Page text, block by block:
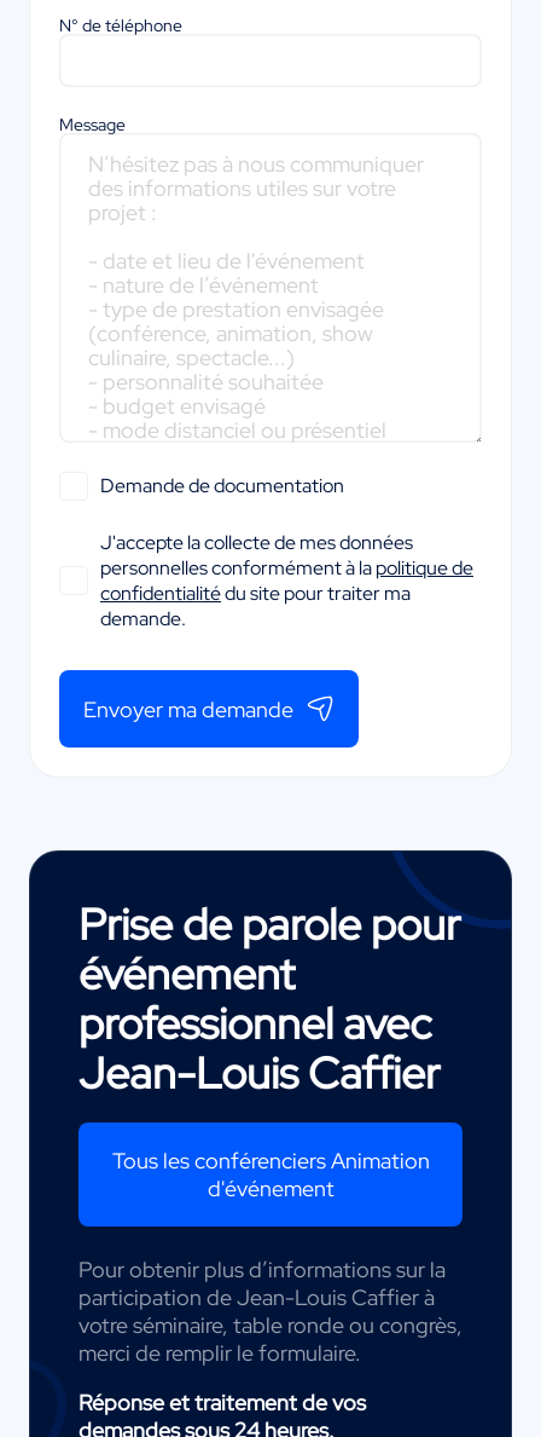
N° de téléphone
Message
Demande de documentation
J'accepte la collecte de mes données
personnelles conformément à lapolitique de
confidentialitédu site pour traiter ma
demande.
Envoyer ma demande
Prise de parole pour
événement
professionnel avec
Jean-Louis Caffier
Tous les conférenciers Animation
d'événement
Pour obtenir plus d’informations sur la
participation de Jean-Louis Caffier à
votre séminaire, table ronde ou congrès,
merci de remplir le formulaire.
Réponse et traitement de vos
demandes sous 24 heures.